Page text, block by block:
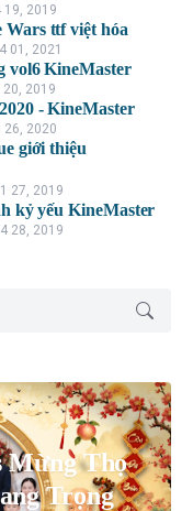
19, 2019
ttf việt hóa
01, 2021
vol6 KineMaster
20, 2019
- KineMaster
26, 2020
giới thiệu
27, 2019
kỷ yếu KineMaster
28, 2019
Mừng Thọ
Trọng